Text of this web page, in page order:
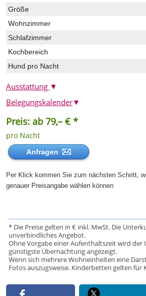
Größe
Wohnzimmer
Schlafzimmer
Kochbereich
Hund pro Nacht
Ausstattung ▼
Preis: ab 79,– € *
pro Nacht
Anfragen
Per Klick kommen Sie zum nächsten Schritt,
genauer Preisangabe wählen können
Belegungskalender▼
* Die Preise gelten in € inkl. MwSt. Die
unverbindliches Angebot.
Ohne Vorgabe einer Aufenthaltszeit wird
günstigste Übernachtung angezeigt.
Wenn sich mehrere Wohneinheiten eine
Fotos auszugsweise. Kinderbetten gelten für